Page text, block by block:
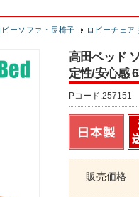
ーソファ・長椅子 ロビーチェア
高田ベッド
定性/安心感
Pコード:257151
販売価格